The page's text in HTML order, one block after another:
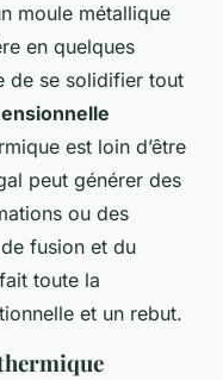
moule métallique
en quelques
de se solidifier tout
est loin d’être
peut générer des
ou des
fusion et du
toute la
et un rebut.